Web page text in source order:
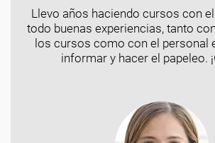
Llevo años haciendo cursos con
todo buenas experiencias, tanto
los cursos como con el personal
informar y hacer el papeleo.